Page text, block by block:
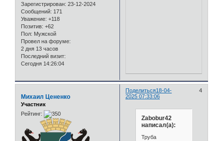
Зарегистрирован: 23-12-2024
Сообщений: 171
Уважение: +118
Позитив: +62
Пол: Мужской
Провел на форуме:
2 дня 13 часов
Последний визит:
Сегодня 14:26:04
Поделиться 4
18-04-
2025 07:33:06
Михаил Цененко
Участник
Рейтинг:
Zabobur42
написал(а):
Труба